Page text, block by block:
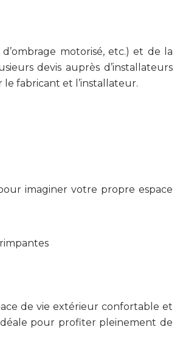
motorisé, etc.) et de la
devis auprès d’installateurs
le fabricant et l’installateur.
imaginer votre propre espace
de vie extérieur confortable et
pour profiter pleinement de